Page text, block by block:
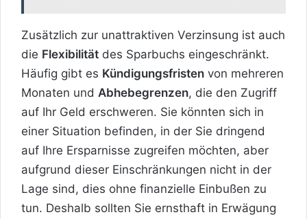
Zusätzlich zur unattraktiven Verzinsung ist auch
die Flexibilität des Sparbuchs eingeschränkt.
Häufig gibt es Kündigungsfristen von mehreren
Monaten und Abhebegrenzen, die den Zugriff
auf Ihr Geld erschweren. Sie könnten sich in
einer Situation befinden, in der Sie dringend
auf Ihre Ersparnisse zugreifen möchten, aber
aufgrund dieser Einschränkungen nicht in der
Lage sind, dies ohne finanzielle Einbußen zu
tun. Deshalb sollten Sie ernsthaft in Erwägung